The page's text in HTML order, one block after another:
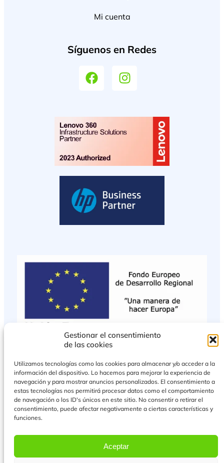
Gestionar el consentimiento
de las cookies
Utilizamos tecnologías como las cookies para almacenar y/o acceder a la
información del dispositivo. Lo hacemos para mejorar la experiencia de
navegación y para mostrar anuncios personalizados. El consentimiento a
estas tecnologías nos permitirá procesar datos como el comportamiento
de navegación o los ID's únicos en este sitio. No consentir o retirar el
consentimiento, puede afectar negativamente a ciertas características y
funciones.
Aceptar
Mi cuenta
Síguenos en Redes
Más Información